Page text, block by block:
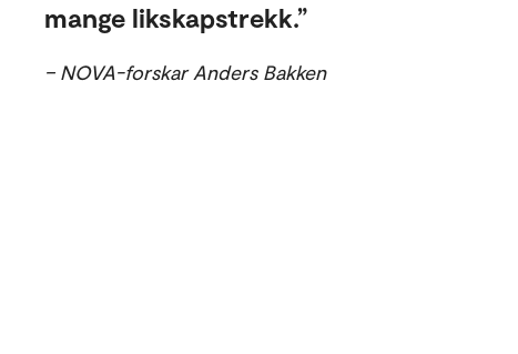
mange likskapstrekk.
– NOVA-forskar Anders Bakken